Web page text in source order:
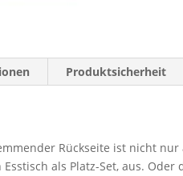
Produktsicherheit
Rückseite ist nicht
als Platz-Set, aus.